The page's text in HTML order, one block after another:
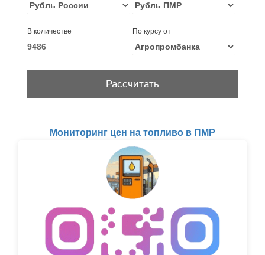
В количестве По курсу от
Мониторинг цен на топливо в ПМР